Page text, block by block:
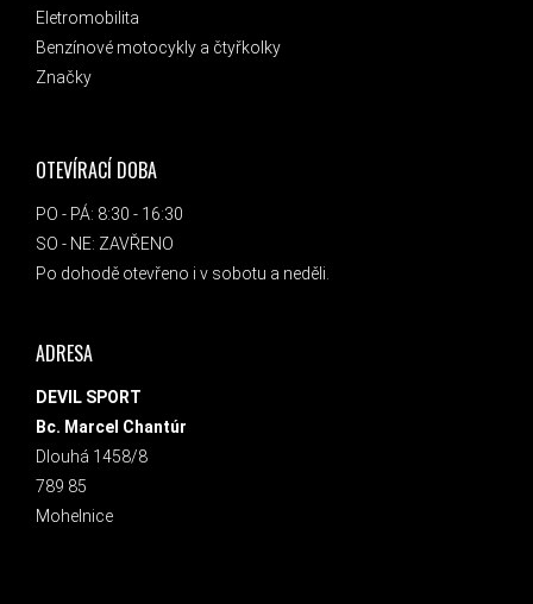
Eletromobilita
Benzínové motocykly a čtyřkolky
Značky
OTEVÍRACÍ DOBA
PO - PÁ: 8:30 - 16:30
SO - NE: ZAVŘENO
Po dohodě otevřeno i v sobotu a neděli.
ADRESA
DEVIL SPORT
Bc. Marcel Chantúr
Dlouhá 1458/8
789 85
Mohelnice